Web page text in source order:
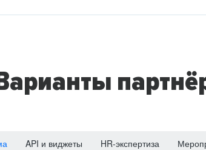
API и виджеты HR-экспертиза